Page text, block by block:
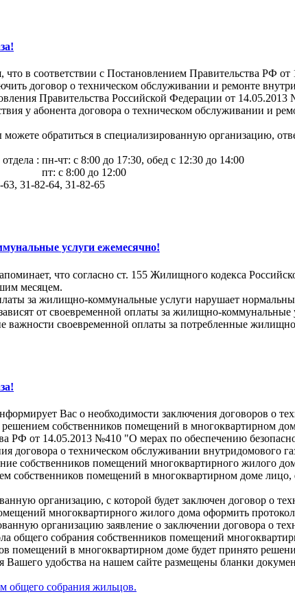
что в соответствии с Постановлением Правительства РФ
договор о техническом обслуживании и ремонте
Правительства Российской Федерации от
у абонента договора о техническом обслуживании и
обратиться в специализированную организацию,
: пн-чт: с 8:00 до 17:30, обед с 12:30 до 14:00
до 12:00
31-82-64, 31-82-65
услуги ежемесячно!
что согласно ст. 155 Жилищного кодекса
месяцем.
за жилищно-коммунальные услуги нарушает
от своевременной оплаты за жилищно-коммунальные
важности своевременной оплаты за потребленные
Вас о необходимости заключения договоров о
решением собственников помещений в многоквартирном
РФ от 14.05.2013 №410 "О мерах по обеспечению
договора о техническом обслуживании внутридомового
собственников помещений многоквартирного жилого
собственников помещений в многоквартирном доме
организацию, с которой будет заключен договор о
многоквартирного жилого дома оформить
организацию заявление о заключении договора о
общего собрания собственников помещений
помещений в многоквартирном доме будет принято
удобства на нашем сайте размещены бланки
общего собрания жильцов.